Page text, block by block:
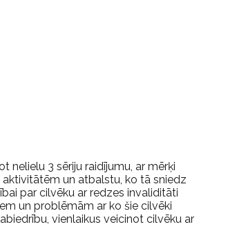
nelielu 3 sēriju raidījumu, ar mērķi
un atbalstu, ko tā sniedz
par cilvēku ar redzes invaliditāti
un problēmām ar ko šie cilvēki
vienlaikus veicinot cilvēku ar